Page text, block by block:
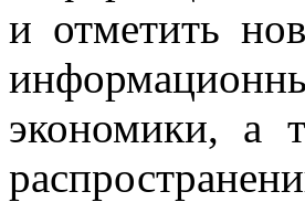
и отметить
экономики, а